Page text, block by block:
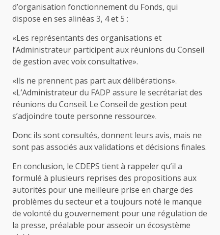
d’organisation fonctionnement du Fonds, qui
dispose en ses alinéas 3, 4 et 5 :
«Les représentants des organisations et
l’Administrateur participent aux réunions du Conseil
de gestion avec voix consultative».
«Ils ne prennent pas part aux délibérations».
«L’Administrateur du FADP assure le secrétariat des
réunions du Conseil. Le Conseil de gestion peut
s’adjoindre toute personne ressource».
Donc ils sont consultés, donnent leurs avis, mais ne
sont pas associés aux validations et décisions finales.
En conclusion, le CDEPS tient à rappeler qu’il a
formulé à plusieurs reprises des propositions aux
autorités pour une meilleure prise en charge des
problèmes du secteur et a toujours noté le manque
de volonté du gouvernement pour une régulation de
la presse, préalable pour asseoir un écosystème